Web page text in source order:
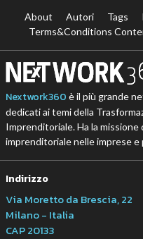
About Autori Tags
Terms&Conditions
Nextwork360 è il più grande
dedicati ai temi della
Imprenditoriale. Ha la
imprenditoriale nelle imprese
Indirizzo
Via Moretto da Brescia, 22
Milano - Italia
CAP 20133